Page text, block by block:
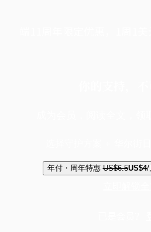
年付・周年特惠 US$6.5US$4/